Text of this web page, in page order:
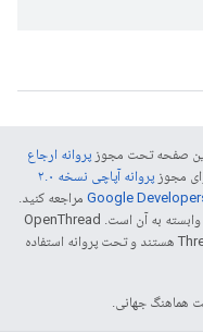
این صفحه تحت مجوز پروانه ارجاع
مجوز پروانه آپاچی نسخه ۲.۰
مراجعه کنید.
جاوا علامت تجاری ثبت‌شده Oracle و/یا شرکت‌های وابسته به آن است. ‫OpenThread
و علائم مربوط به آن، علامت‌های تجاری Thread Group هستند و تحت پروانه استفاده